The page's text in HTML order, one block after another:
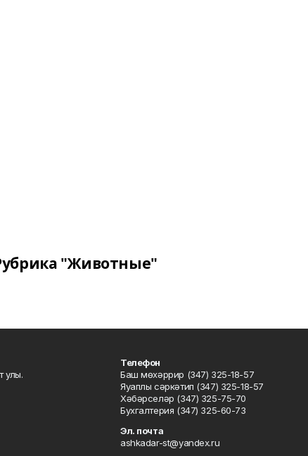
"Животные"
улы.
Телефон
Баш мөхәррир (347) 325-18-57
Яуаплы сәркәтип (347) 325-18-57
Хәбәрселәр (347) 325-75-70
Бухгалтерия (347) 325-60-73
Эл. почта
ashkadar-st@yandex.ru